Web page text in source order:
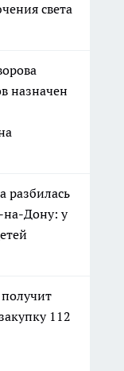
света
назначен
разбилась
на-Дону: у
получит
112